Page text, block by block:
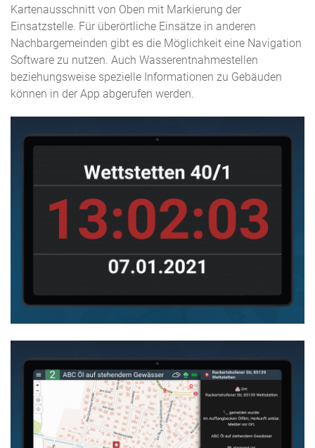
Kartenausschnitt von Oben mit Markierung der
Einsatzstelle. Für überörtliche Einsätze in anderen
Nachbargemeinden gibt es die Möglichkeit eine Navigation
Software zu nutzen. Auch Wasserentnahmestellen
beziehungsweise spezielle Informationen zu Gebäuden
können in der App abgerufen werden.